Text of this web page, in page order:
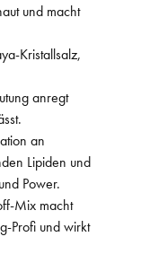
und macht
Kristallsalz,
anregt
an
Lipiden und
Power.
Mix macht
Profi und wirkt